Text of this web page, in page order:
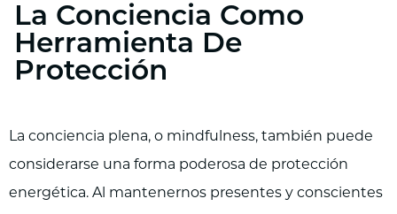
La Conciencia Como
Herramienta De
Protección
La conciencia plena, o mindfulness, también puede
considerarse una forma poderosa de protección
energética. Al mantenernos presentes y conscientes